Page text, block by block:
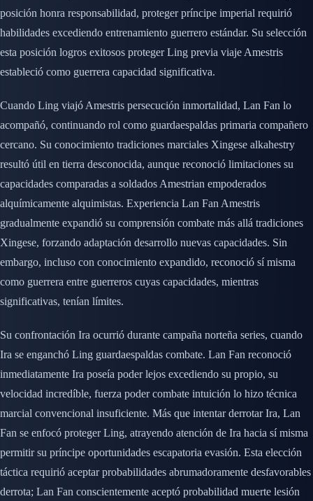
posición honra responsabilidad, proteger príncipe imperial requirió
habilidades excediendo entrenamiento guerrero estándar. Su selección
esta posición logros exitosos proteger Ling previa viaje Amestris
estableció como guerrera capacidad significativa.
Cuando Ling viajó Amestris persecución inmortalidad, Lan Fan lo
acompañó, continuando rol como guardaespaldas primaria compañero
cercano. Su conocimiento tradiciones marciales Xingese alkahestry
resultó útil en tierra desconocida, aunque reconoció limitaciones su
capacidades comparadas a soldados Amestrian empoderados
alquímicamente alquimistas. Experiencia Lan Fan Amestris
gradualmente expandió su comprensión combate más allá tradiciones
Xingese, forzando adaptación desarrollo nuevas capacidades. Sin
embargo, incluso con conocimiento expandido, reconoció sí misma
como guerrera entre guerreros cuyas capacidades, mientras
significativas, tenían límites.
Su confrontación Ira ocurrió durante campaña norteña series, cuando
Ira se enganchó Ling guardaespaldas combate. Lan Fan reconoció
inmediatamente Ira poseía poder lejos excediendo su propio, su
velocidad incredíble, fuerza poder combate intuición lo hizo técnica
marcial convencional insuficiente. Más que intentar derrotar Ira, Lan
Fan se enfocó proteger Ling, atrayendo atención de Ira hacia sí misma
permitir su príncipe oportunidades escapatoria evasión. Esta elección
táctica requirió aceptar probabilidades abrumadoramente desfavorables
derrota; Lan Fan conscientemente aceptó probabilidad muerte lesión